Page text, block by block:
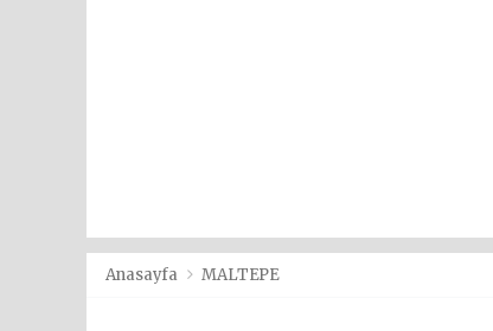
Anasayfa MALTEPE